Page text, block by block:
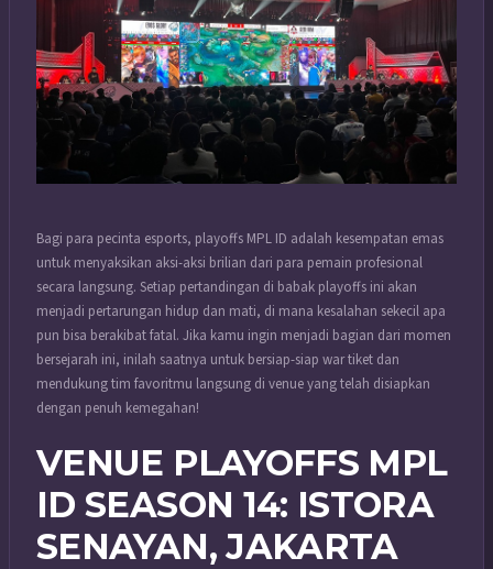
Bagi para pecinta esports, playoffs MPL ID adalah kesempatan emas
untuk menyaksikan aksi-aksi brilian dari para pemain profesional
secara langsung. Setiap pertandingan di babak playoffs ini akan
menjadi pertarungan hidup dan mati, di mana kesalahan sekecil apa
pun bisa berakibat fatal. Jika kamu ingin menjadi bagian dari momen
bersejarah ini, inilah saatnya untuk bersiap-siap war tiket dan
mendukung tim favoritmu langsung di venue yang telah disiapkan
dengan penuh kemegahan!
VENUE PLAYOFFS MPL
ID SEASON 14: ISTORA
SENAYAN, JAKARTA